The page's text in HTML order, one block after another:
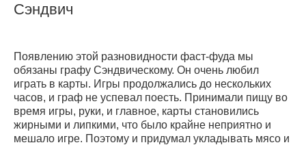
Сэндвич
Появлению этой разновидности фаст-фуда мы
обязаны графу Сэндвическому. Он очень любил
играть в карты. Игры продолжались до нескольких
часов, и граф не успевал поесть. Принимали пищу во
время игры, руки, и главное, карты становились
жирными и липкими, что было крайне неприятно и
мешало игре. Поэтому и придумал укладывать мясо и